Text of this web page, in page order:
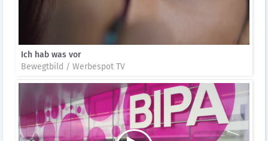
Ich hab was vor
Bewegtbild / Werbespot TV